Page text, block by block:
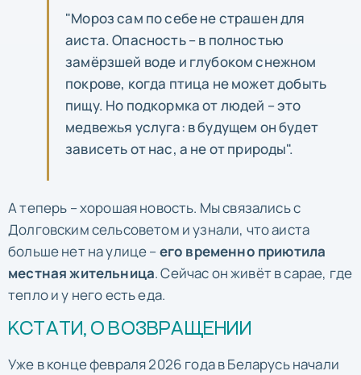
"Мороз сам по себе не страшен для
аиста. Опасность – в полностью
замёрзшей воде и глубоком снежном
покрове, когда птица не может добыть
пищу. Но подкормка от людей – это
медвежья услуга: в будущем он будет
зависеть от нас, а не от природы".
А теперь – хорошая новость. Мы связались с
Долговским сельсоветом и узнали, что аиста
больше нет на улице –его временно приютила
местная жительница. Сейчас он живёт в сарае, где
тепло и у него есть еда.
КСТАТИ, О ВОЗВРАЩЕНИИ
Уже в конце февраля 2026 года в Беларусь начали